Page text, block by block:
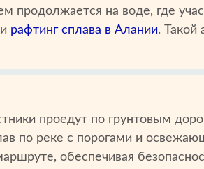
продолжается на воде, где
рафтинг сплава в Алании. Такой
проедут по грунтовым
по реке с порогами и
обеспечивая